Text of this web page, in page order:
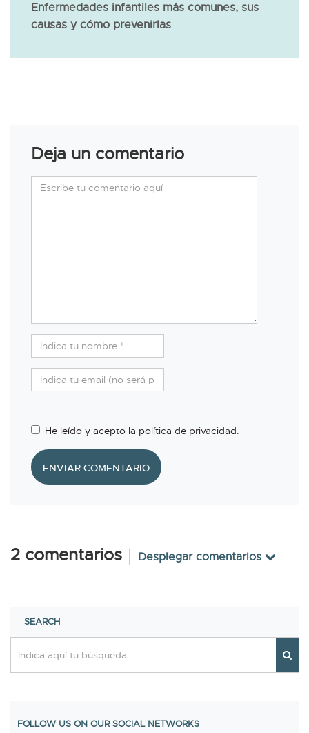
Enfermedades infantiles más comunes, sus
causas y cómo prevenirlas
Deja un comentario
He leído y acepto la política de privacidad.
ENVIAR COMENTARIO
2 comentarios Desplegar comentarios
SEARCH